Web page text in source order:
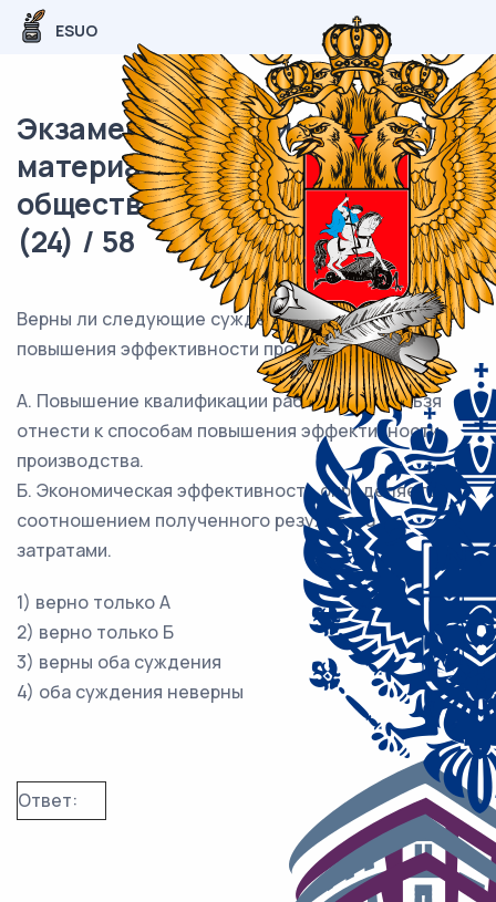
ESUO
Экзаменационный (типовой)
материал ОГЭ /
обществознание / 09 задания
(24) / 58
Верны ли следующие суждения о способах
повышения эффективности производства?
А. Повышение квалификации работников нельзя
отнести к способам повышения эффективности
производства.
Б. Экономическая эффективность определяется
соотношением полученного результата с
затратами.
1) верно только А
2) верно только Б
3) верны оба суждения
4) оба суждения неверны
Ответ: